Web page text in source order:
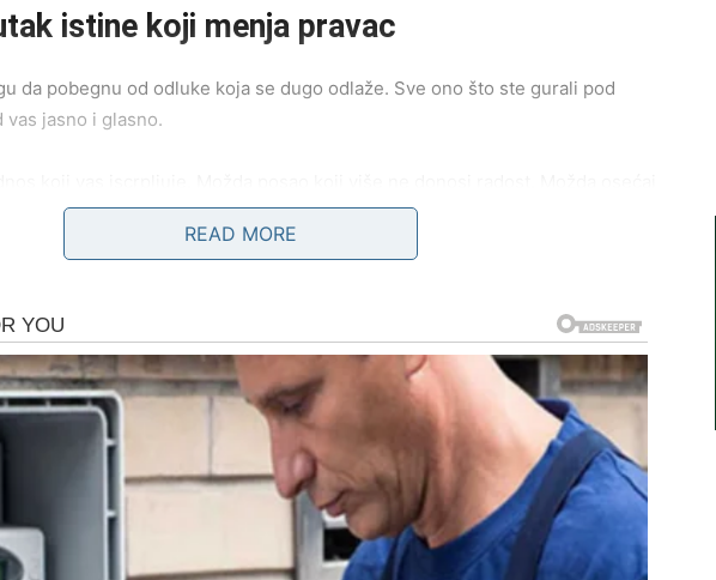
istine koji menja pravac
da pobegnu od odluke koja se dugo odlaže. Sve ono što ste gurali pod
jasno i glasno.
ko ste nekada bili.
– nagrada dolazi brzo. Možda ne odmah vidljiva, ali ogromna na duže staze.
da je sve u redu… realnost će vas pritisnuti još jače.
iznenadno razrešenje jedne napete situacije.
za strpljenje
trenutak olakšanja koji su čekali nedeljama, pa čak i mesecima. Ono
READ MORE